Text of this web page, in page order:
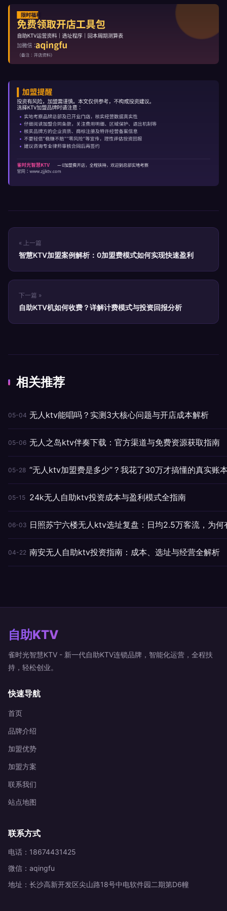
« 上一篇
智慧KTV加盟案例解析：0加盟费模式如何实现快速盈利
下一篇 »
自助KTV机如何收费？详解计费模式与投资回报分析
相关推荐
05-04 无人ktv能唱吗？实测3大核心问题与开店成本解析
05-06 无人之岛ktv伴奏下载：官方渠道与免费资源获取指南
05-28 “无人ktv加盟费是多少”？我花了30万才搞懂的真实账
05-15 24k无人自助ktv投资成本与盈利模式全指南
06-03 日照苏宁六楼无人ktv选址复盘：日均2.5万客流，为何
04-22 南安无人自助ktv投资指南：成本、选址与经营全解析
自助KTV
雀时光智慧KTV - 新一代自助KTV连锁品牌，智能化运营，全程扶
持，轻松创业。
快速导航
首页
品牌介绍
加盟优势
加盟方案
联系我们
站点地图
联系方式
电话：18674431425
微信：aqingfu
地址：长沙高新开发区尖山路18号中电软件园二期第D6幢